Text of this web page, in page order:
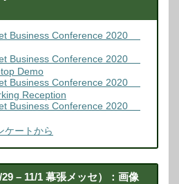
Business Conference 2020
Business Conference 2020
Demo
Business Conference 2020
Reception
Business Conference 2020
ケートから
– 11/1 幕張メッセ）：画像